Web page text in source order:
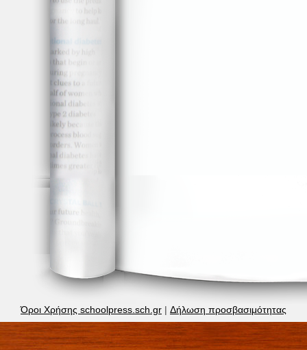
Όροι Χρήσης schoolpress.sch.gr | Δήλωση προσβασιμότητας